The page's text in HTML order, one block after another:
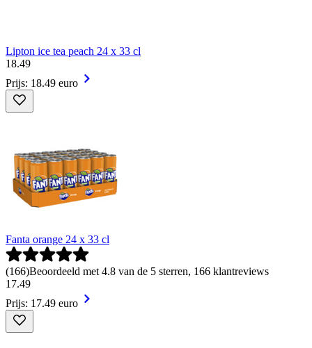
Lipton ice tea peach 24 x 33 cl
18.49
Prijs: 18.49 euro
Fanta orange 24 x 33 cl
(166)Beoordeeld met 4.8 van de 5 sterren, 166 klantreviews
17.49
Prijs: 17.49 euro